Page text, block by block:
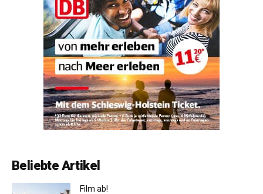
Beliebte Artikel
Film ab!